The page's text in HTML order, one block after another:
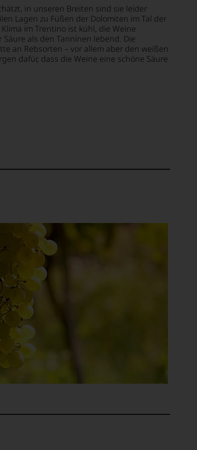
in unseren Breiten sind sie leider
Lagen zu Füßen der Dolomiten im Tal der
im Trentino ist kühl, die Weine
als den Tanninen lebend. Die
an Rebsorten – vor allem aber den weißen
dafür, dass die Weine eine schöne Säure